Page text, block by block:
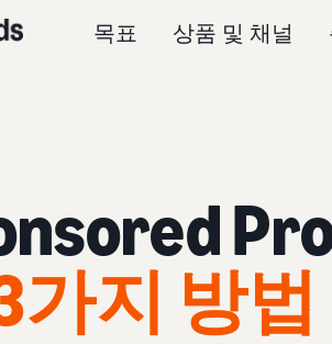
목표 상품 및 채널
가지 방법